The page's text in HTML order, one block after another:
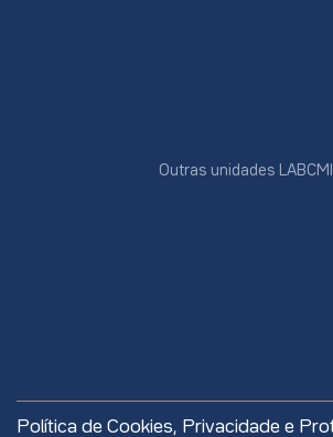
Outras unidades
Política de Cookies, Privacidade e